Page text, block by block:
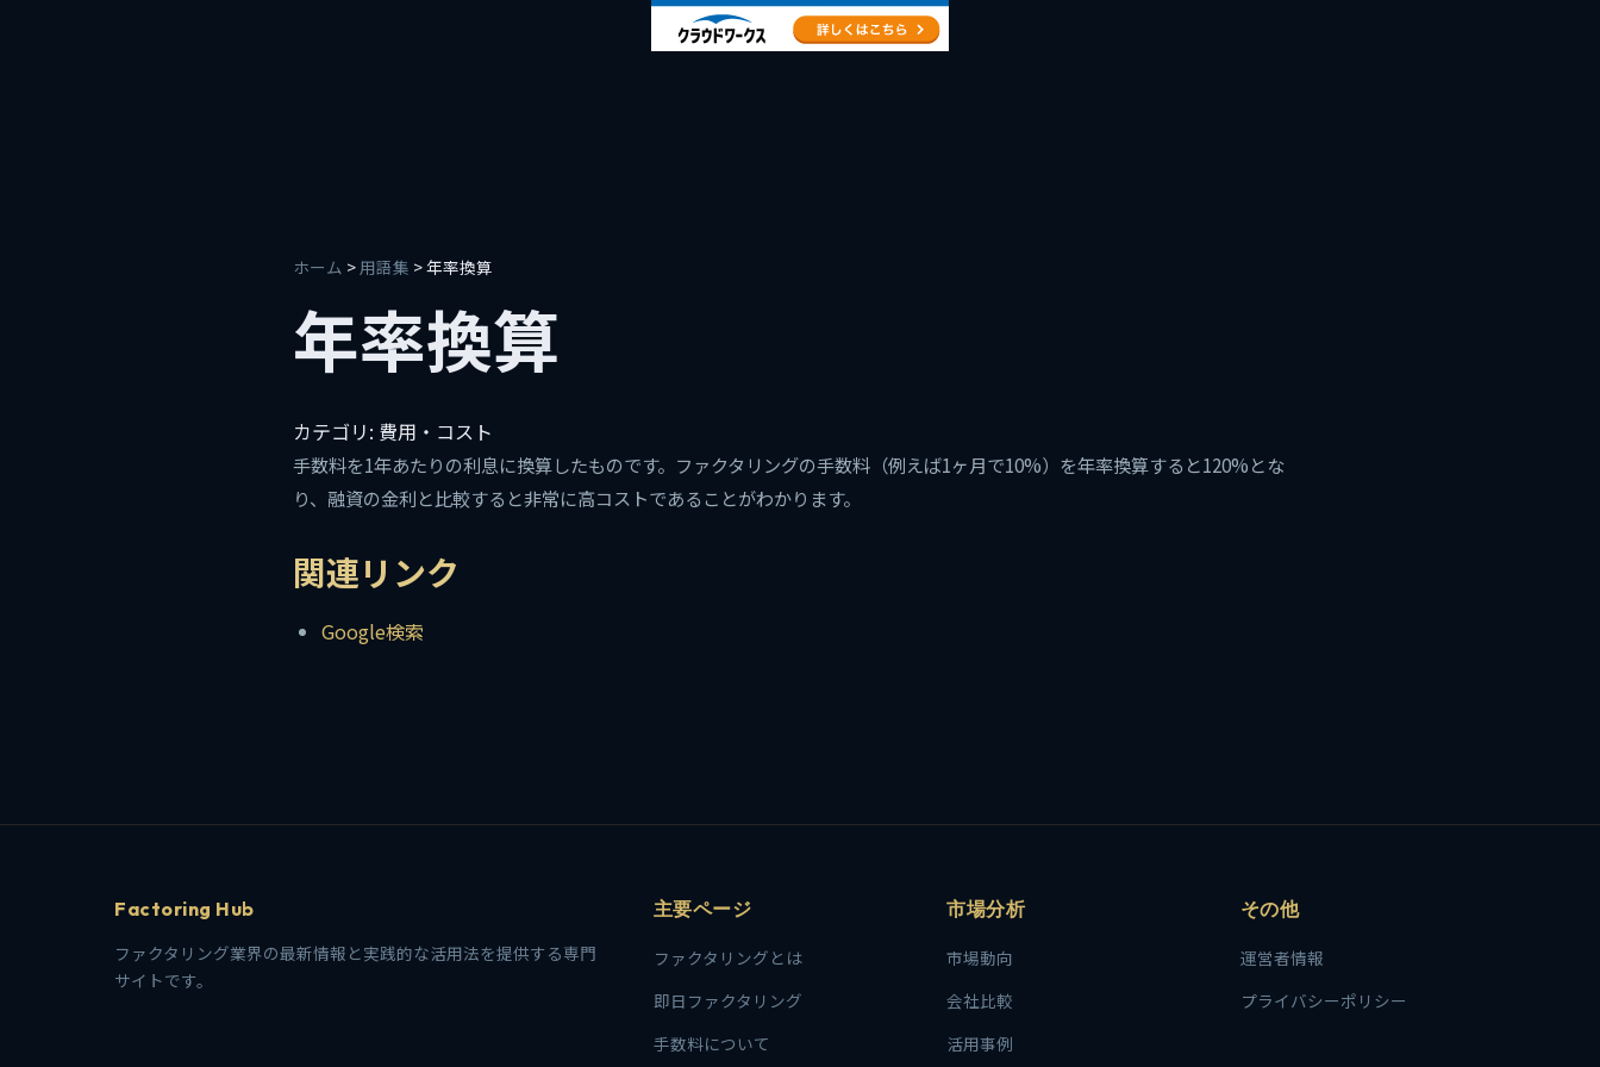
ホーム >用語集 > 年率換算
年率換算
カテゴリ: 費用・コスト
手数料を1年あたりの利息に換算したものです。ファクタリングの手数料（例えば1ヶ月で10%）を年率換算すると120%とな
り、融資の金利と比較すると非常に高コストであることがわかります。
関連リンク
Google検索
Factoring Hub
ファクタリング業界の最新情報と実践的な活用法を提供する専門
サイトです。
主要ページ
ファクタリングとは
即日ファクタリング
手数料について
市場分析
市場動向
会社比較
活用事例
その他
運営者情報
プライバシーポリシー